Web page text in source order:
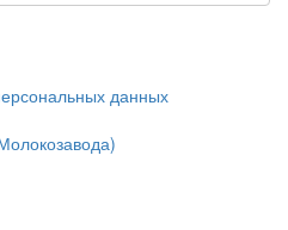
данных